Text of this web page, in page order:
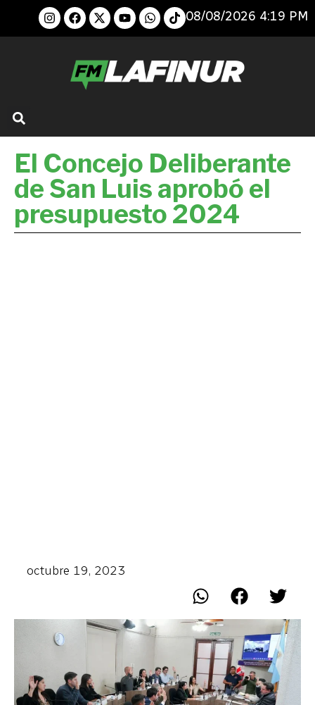
08/08/2026 4:19 PM
El Concejo Deliberante
de San Luis aprobó el
presupuesto 2024
octubre 19, 2023